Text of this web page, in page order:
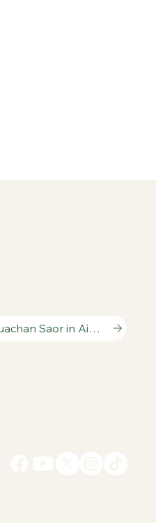
Faigh Luachan Saor in Aisce